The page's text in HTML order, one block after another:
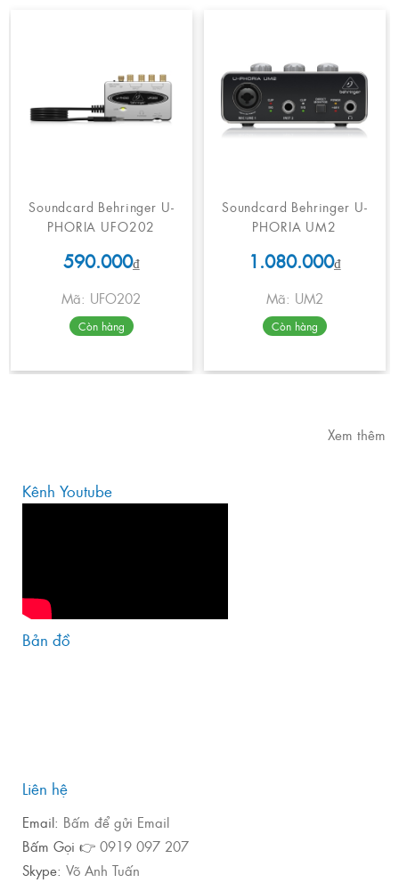
Soundcard Behringer U-
PHORIA UFO202
590.000₫
Mã: UFO202
Còn hàng
Soundcard Behringer U-
PHORIA UM2
1.080.000₫
Mã: UM2
Còn hàng
Xem thêm
Kênh Youtube
Bản đồ
Liên hệ
Email: Bấm để gửi Email
Bấm Gọi 👉 0919 097 207
Skype: Võ Anh Tuấn